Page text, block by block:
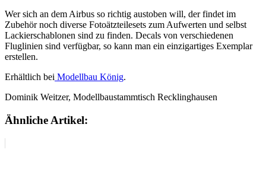
Wer sich an dem Airbus so richtig austoben will, der findet im
Zubehör noch diverse Fotoätzteilesets zum Aufwerten und selbst
Lackierschablonen sind zu finden. Decals von verschiedenen
Fluglinien sind verfügbar, so kann man ein einzigartiges Exemplar
erstellen.
Erhältlich bei Modellbau König.
Dominik Weitzer, Modellbaustammtisch Recklinghausen
Ähnliche Artikel: